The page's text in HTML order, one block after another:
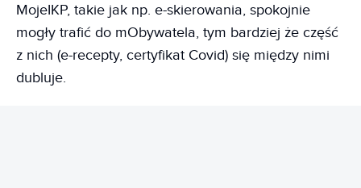
MojeIKP, takie jak np. e-skierowania, spokojnie
mogły trafić do mObywatela, tym bardziej że część
z nich (e-recepty, certyfikat Covid) się między nimi
dubluje.